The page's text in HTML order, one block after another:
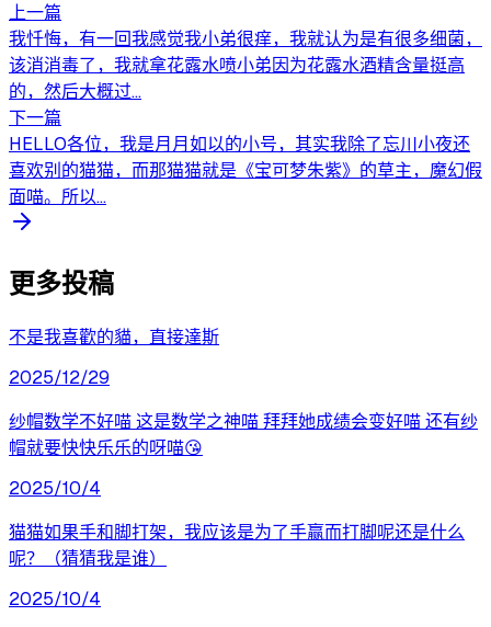
上一篇
我忏悔，有一回我感觉我小弟很痒，我就认为是有很多细菌，
该消消毒了，我就拿花露水喷小弟因为花露水酒精含量挺高
的，然后大概过...
下一篇
HELLO各位，我是月月如以的小号，其实我除了忘川小夜还
喜欢别的猫猫，而那猫猫就是《宝可梦朱紫》的草主，魔幻假
面喵。所以...
更多投稿
不是我喜歡的貓，直接達斯
2025/12/29
纱帽数学不好喵 这是数学之神喵 拜拜她成绩会变好喵 还有纱
帽就要快快乐乐的呀喵😘
2025/10/4
猫猫如果手和脚打架，我应该是为了手赢而打脚呢还是什么
呢？（猜猜我是谁）
2025/10/4